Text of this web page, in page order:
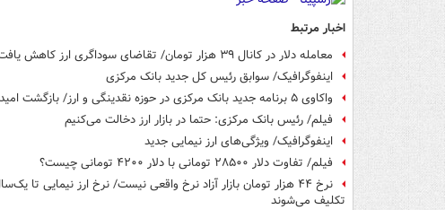
اخبار مرتبط
معامله دلار در کانال ۳۹ هزار تومان/ تقاضای سوداگری ارز کاهش یافت‌
اینفوگرافیک/ سوابق رئیس کل جدید بانک مرکزی
واکاوی ۵ برنامه جدید بانک مرکزی در حوزه‌ نقدینگی و ارز/ ‌بازگشت امید به اصلاح نظام بانکی
فیلم/ رئیس بانک مرکزی: حتما در بازار ارز دخالت می‌کنیم
اینفوگرافیک/ ویژگی‌های ارز نیمایی جدید
فیلم/ تفاوت دلار ۲۸۵۰۰ تومانی با دلار ۴۲۰۰ تومانی چیست؟
تکلیف می‌شوند